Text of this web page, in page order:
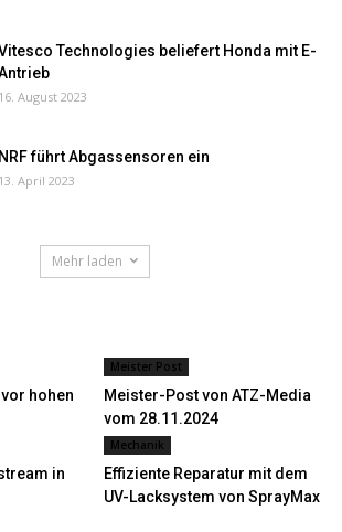
Technologies beliefert Honda mit E-
16. August 2023
NRF führt Abgassensoren ein
13. April 2023
Mehr laden
hohen
Meister Post
Meister-Post von ATZ-Media
vom 28.11.2024
in
Mechanik
Effiziente Reparatur mit dem
UV-Lacksystem von SprayMax